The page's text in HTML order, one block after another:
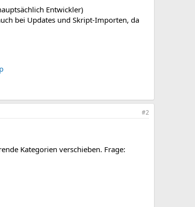
Entwickler)
bei Updates und Skript-Importen, da
#2
Kategorien verschieben. Frage: